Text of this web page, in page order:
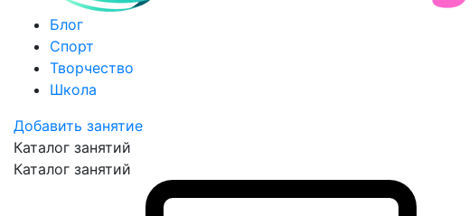
Блог
Спорт
Творчество
Школа
Добавить занятие
Каталог занятий
Каталог занятий